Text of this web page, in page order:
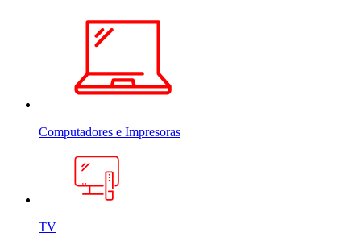
Computadores e Impresoras
TV